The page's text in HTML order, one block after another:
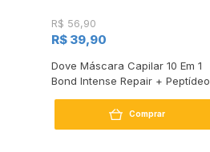
R$ 56,90
R$ 39,90
Dove Máscara Capilar 10 Em 1
Bond Intense Repair + Peptídeo
Comprar